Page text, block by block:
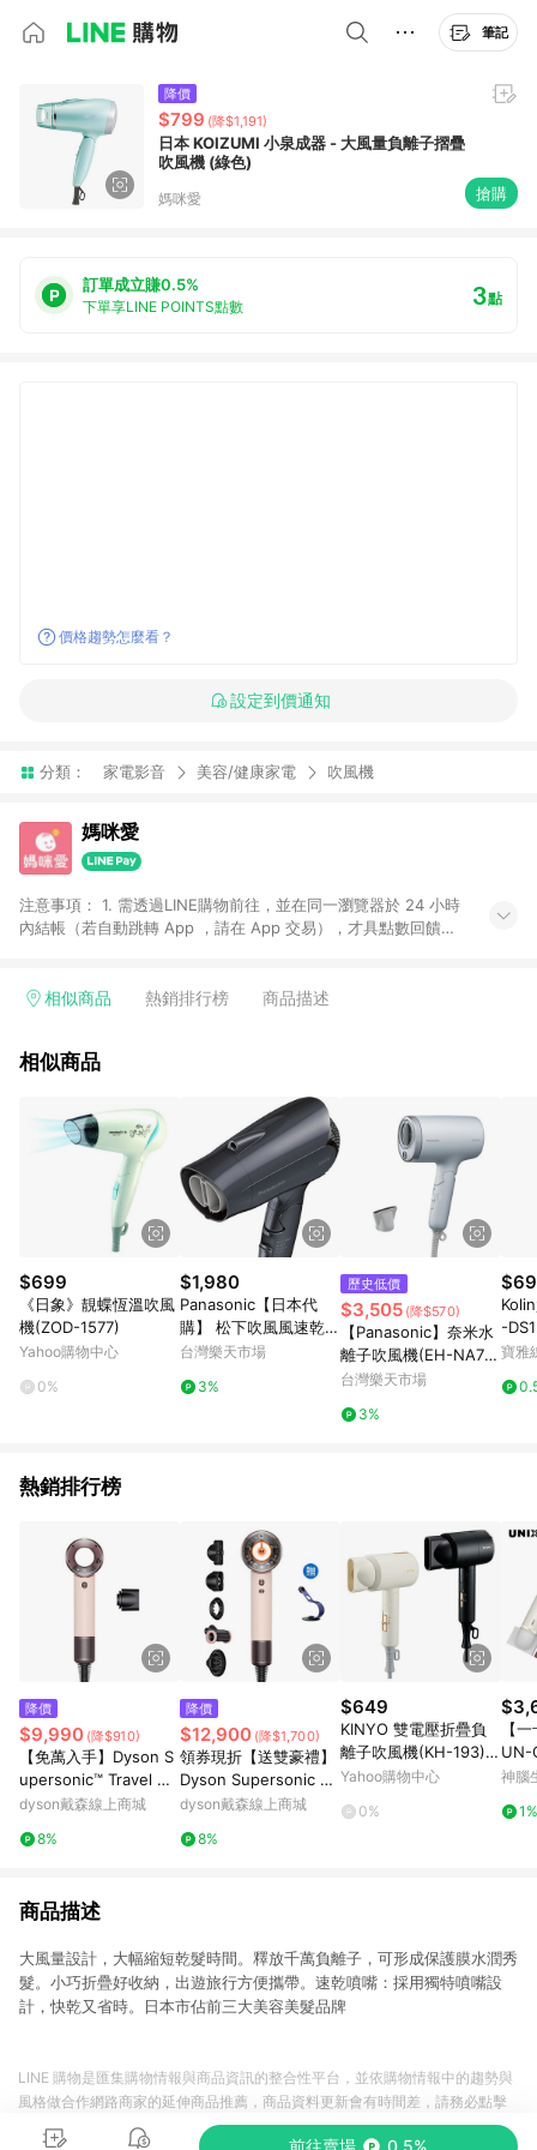
筆記
降價
$799 (降$1,191)
日本 KOIZUMI 小泉成器 - 大風量負離子摺疊
吹風機 (綠色)
媽咪愛 搶購
訂單成立賺0.5%
下單享LINE POINTS點數 3點
價格趨勢怎麼看？
設定到價通知
分類： 家電影音 美容/健康家電 吹風機
媽咪愛
注意事項： 1. 需透過LINE購物前往，並在同一瀏覽器於 24 小時
內結帳（若自動跳轉 App ，請在 App 交易），才具點數回饋資
請更新至 3.9 才具贈點資格。 5. 點數將於廠商出貨後 30 天後發
車標示為準。 7. LINE購物導購回饋無法與媽咪愛站上折價券並
商品類別不回饋，請參考以下列表：童書館出清 / Switch 遊戲片
/ 瑪利歐玩具 / LEGO樂高 / 尿布 / 橋樑書 / 中高年級推薦書單 /
行李箱 / 寶寶攝影機 / 雞精&鱸魚精 / 美妝保養 / 居家防護 / 暢銷
作者&經典角色 / 人氣卡通大集合 / 地墊&圍欄 / 外文&英文童書 /
套書專區 / 各式零嘴&堅果&珍珠&果乾&糖果 / 兒童耳機&耳麥 /
水果專區 / 親子理財書單 / 6~8歲推薦書單 / 箱購專區 / 寶可夢
pokemon玩具 / 世界名著 / 廚房家電 / 蔬果汁&奶粉 / 體能玩具 /
涼墊 / 同儕相處書單 / 旅遊商品 / 公益商品
相似商品 熱銷排行榜 商品描述
相似商品
$699
《日象》靚蝶恆溫吹風
機(ZOD-1577)
Yahoo購物中心
0%
$1,980
Panasonic【日本代
購】 松下吹風風速乾小
巧 深灰色 EH-NE2K-H
台灣樂天市場
3%
歷史低價
$3,505 (降$570)
【Panasonic】奈米水
離子吹風機(EH-NA7
M)
台灣樂天市場
3%
-
寶雅
熱銷排行榜
降價
$9,990 (降$910)
【免萬入手】Dyson S
upersonic™ Travel HD
19 隨行吹風機 (粉霧玫
dyson戴森線上商城
8%
降價
$12,900 (降$1,700)
領券現折【送雙豪禮】
Dyson Supersonic N
ural™ HD16 全新一代
dyson戴森線上商城
8%
$649
KINYO 雙電壓折疊負
離子吹風機(KH-193)1
入 款式可選 附專屬收
禁送 DS016777
Yahoo購物中心
0%
【
UN-
神腦
1%
商品描述
大風量設計，大幅縮短乾髮時間。釋放千萬負離子，可形成保護膜水潤秀
髮。小巧折疊好收納，出遊旅行方便攜帶。速乾噴嘴：採用獨特噴嘴設
計，快乾又省時。日本市佔前三大美容美髮品牌
前往賣場 0.5%
LINE 購物是匯集購物情報與商品資訊的整合性平台，並依購物情報中的趨勢與
風格做合作網路商家的延伸商品推薦，商品資料更新會有時間差，請務必點擊
商品至各合作網路商家，確認現售價與購物條件，一切資訊以合作廠商網頁為